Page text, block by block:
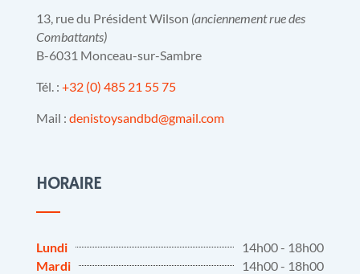
13, rue du Président Wilson (anciennement rue des
Combattants)
B-6031 Monceau-sur-Sambre
Tél. : +32 (0) 485 21 55 75
Mail : denistoysandbd@gmail.com
HORAIRE
Lundi
14h00 - 18h00
Mardi
14h00 - 18h00